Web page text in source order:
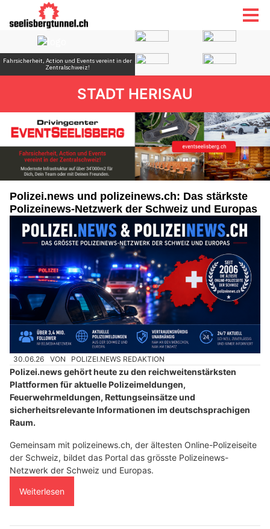
STADT HERISAU
Polizei.news und polizeinews.ch: Das stärkste
Polizeinews-Netzwerk der Schweiz und Europas
30.06.26 VON POLIZEI.NEWS REDAKTION
Polizei.news gehört heute zu den reichweitenstärksten
Plattformen für aktuelle Polizeimeldungen,
Feuerwehrmeldungen, Rettungseinsätze und
sicherheitsrelevante Informationen im deutschsprachigen
Raum.
Gemeinsam mit polizeinews.ch, der ältesten Online-Polizeiseite
der Schweiz, bildet das Portal das grösste Polizeinews-
Netzwerk der Schweiz und Europas.
Weiterlesen